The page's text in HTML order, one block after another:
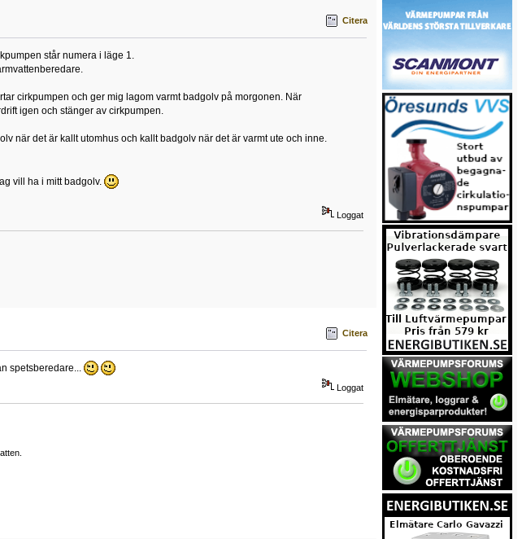
Citera
står numera i läge 1.
cirkpumpen och ger mig lagom varmt badgolv på morgonen. När
igen och stänger av cirkpumpen.
när det är kallt utomhus och kallt badgolv när det är varmt ute och inne.
vill ha i mitt badgolv.
Loggat
Citera
spetsberedare...
Loggat